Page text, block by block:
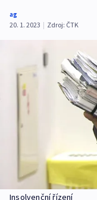
ag
20. 1. 2023 | Zdroj: ČTK
Insolvenční řízení